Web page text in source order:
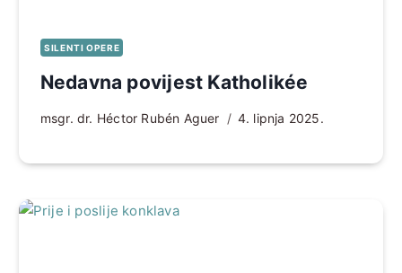
SILENTI OPERE
Nedavna povijest Katholikée
msgr. dr. Héctor Rubén Aguer 4. lipnja 2025.